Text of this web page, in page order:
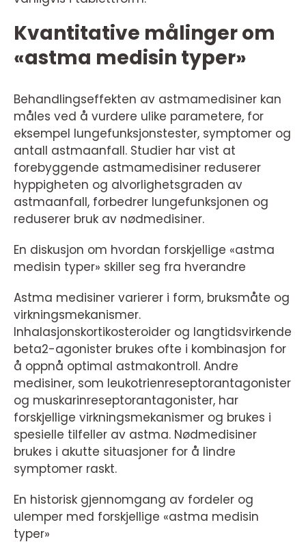
Kvantitative målinger om
«astma medisin typer»
Behandlingseffekten av astmamedisiner kan
måles ved å vurdere ulike parametere, for
eksempel lungefunksjonstester, symptomer og
antall astmaanfall. Studier har vist at
forebyggende astmamedisiner reduserer
hyppigheten og alvorlighetsgraden av
astmaanfall, forbedrer lungefunksjonen og
reduserer bruk av nødmedisiner.
En diskusjon om hvordan forskjellige «astma
medisin typer» skiller seg fra hverandre
Astma medisiner varierer i form, bruksmåte og
virkningsmekanismer.
Inhalasjonskortikosteroider og langtidsvirkende
beta2-agonister brukes ofte i kombinasjon for
å oppnå optimal astmakontroll. Andre
medisiner, som leukotrienreseptorantagonister
og muskarinreseptorantagonister, har
forskjellige virkningsmekanismer og brukes i
spesielle tilfeller av astma. Nødmedisiner
brukes i akutte situasjoner for å lindre
symptomer raskt.
En historisk gjennomgang av fordeler og
ulemper med forskjellige «astma medisin
typer»